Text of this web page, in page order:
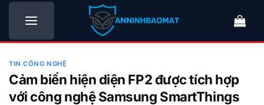
Bỏ
nội
TIN CÔNG NGHỆ
Cảm biến hiện diện FP2 được tích hợp
với công nghệ Samsung SmartThings